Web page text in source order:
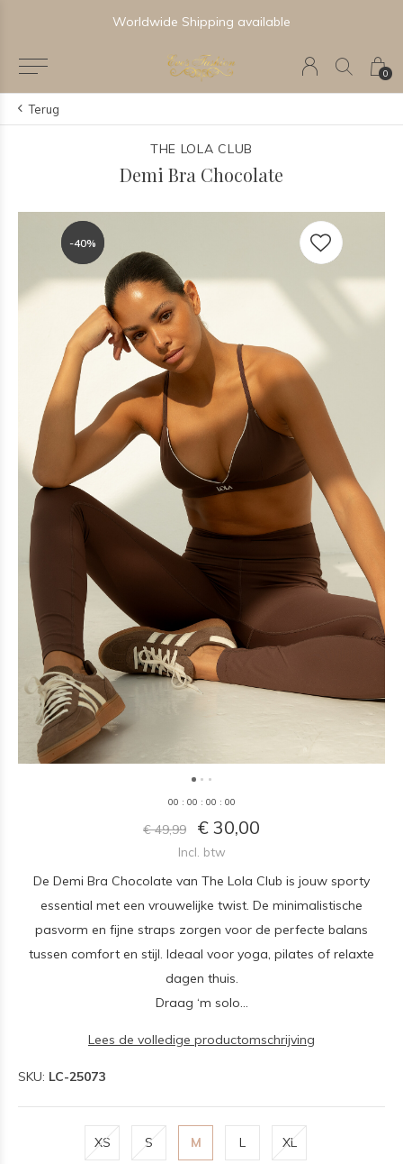
0
Worldwide Shipping available
Terug
THE LOLA CLUB
Demi Bra Chocolate
-40%
-40%
00 : 00 : 00 : 00
€ 49,99 € 30,00
Incl. btw
De Demi Bra Chocolate van The Lola Club is jouw sporty
essential met een vrouwelijke twist. De minimalistische
pasvorm en fijne straps zorgen voor de perfecte balans
tussen comfort en stijl. Ideaal voor yoga, pilates of relaxte
dagen thuis.
Draag ‘m solo...
Lees de volledige productomschrijving
SKU: LC-25073
XS S M L XL